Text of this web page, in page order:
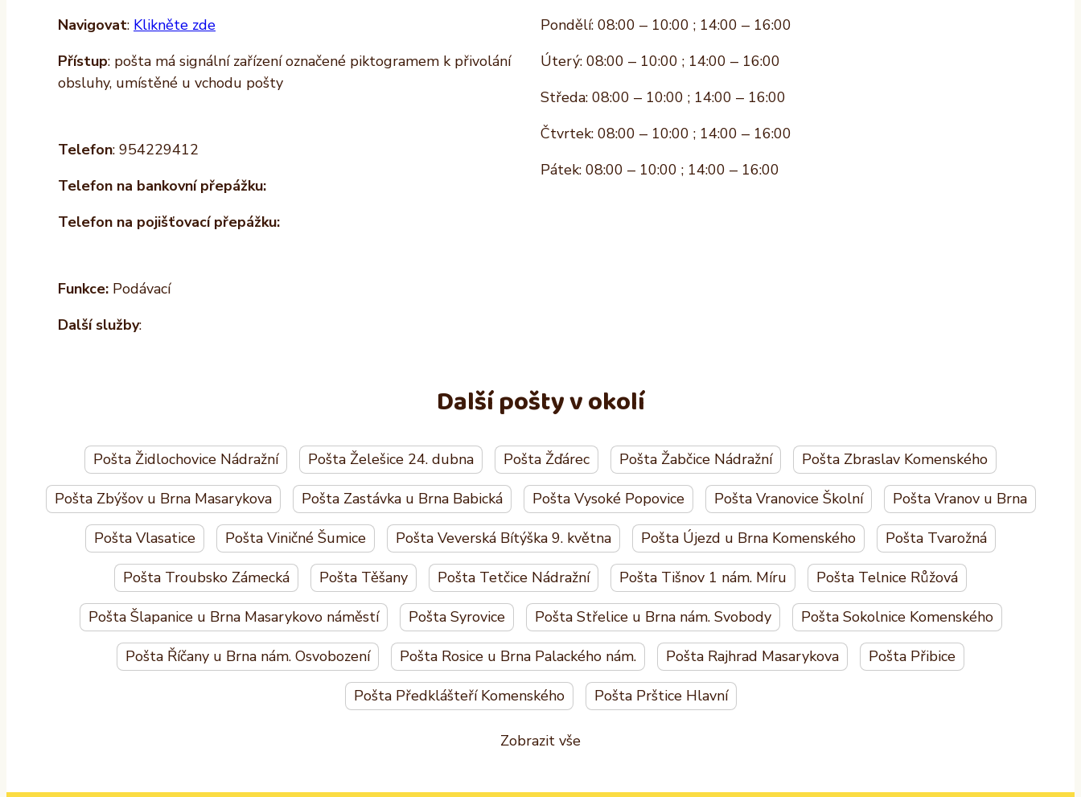
Navigovat: Klikněte zde
Přístup: pošta má signální zařízení označené piktogramem k přivolání
obsluhy, umístěné u vchodu pošty
Telefon: 954229412
Telefon na bankovní přepážku:
Telefon na pojišťovací přepážku:
Pondělí: 08:00 – 10:00 ; 14:00 – 16:00
Úterý: 08:00 – 10:00 ; 14:00 – 16:00
Středa: 08:00 – 10:00 ; 14:00 – 16:00
Čtvrtek: 08:00 – 10:00 ; 14:00 – 16:00
Pátek: 08:00 – 10:00 ; 14:00 – 16:00
Funkce: Podávací
Další služby:
Další pošty v okolí
Pošta Židlochovice Nádražní Pošta Želešice 24. dubna Pošta Žďárec Pošta Žabčice Nádražní Pošta Zbraslav Komenského
Pošta Zbýšov u Brna Masarykova Pošta Zastávka u Brna Babická Pošta Vysoké Popovice Pošta Vranovice Školní Pošta Vranov u Brna
Pošta Vlasatice Pošta Viničné Šumice Pošta Veverská Bítýška 9. května Pošta Újezd u Brna Komenského Pošta Tvarožná
Pošta Troubsko Zámecká Pošta Těšany Pošta Tetčice Nádražní Pošta Tišnov 1 nám. Míru Pošta Telnice Růžová
Pošta Šlapanice u Brna Masarykovo náměstí Pošta Syrovice Pošta Střelice u Brna nám. Svobody Pošta Sokolnice Komenského
Pošta Říčany u Brna nám. Osvobození Pošta Rosice u Brna Palackého nám. Pošta Rajhrad Masarykova Pošta Přibice
Pošta Předklášteří Komenského Pošta Prštice Hlavní
Zobrazit vše